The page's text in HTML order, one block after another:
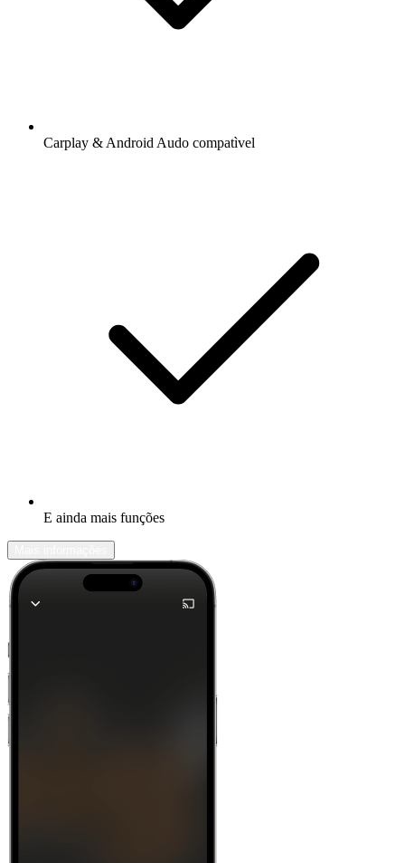
Carplay & Android Audo compatìvel
E ainda mais funções